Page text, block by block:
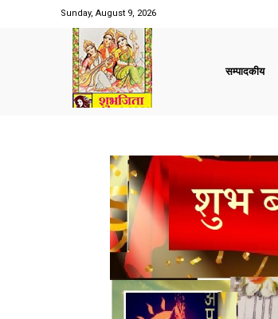
Sunday, August 9, 2026
सम्पादकीय